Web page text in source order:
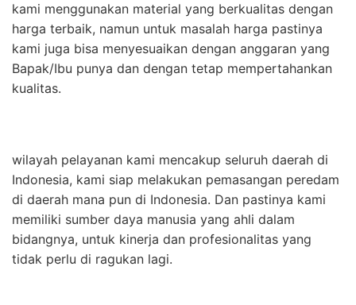
kami menggunakan material yang berkualitas dengan
harga terbaik, namun untuk masalah harga pastinya
kami juga bisa menyesuaikan dengan anggaran yang
Bapak/Ibu punya dan dengan tetap mempertahankan
kualitas.
wilayah pelayanan kami mencakup seluruh daerah di
Indonesia, kami siap melakukan pemasangan peredam
di daerah mana pun di Indonesia. Dan pastinya kami
memiliki sumber daya manusia yang ahli dalam
bidangnya, untuk kinerja dan profesionalitas yang
tidak perlu di ragukan lagi.